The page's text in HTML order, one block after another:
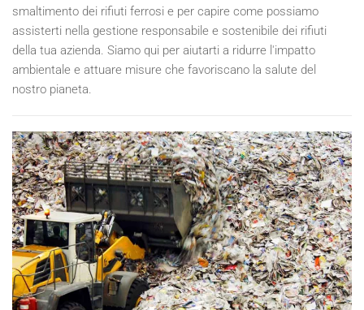
smaltimento dei rifiuti ferrosi e per capire come possiamo
assisterti nella gestione responsabile e sostenibile dei rifiuti
della tua azienda. Siamo qui per aiutarti a ridurre l'impatto
ambientale e attuare misure che favoriscano la salute del
nostro pianeta.